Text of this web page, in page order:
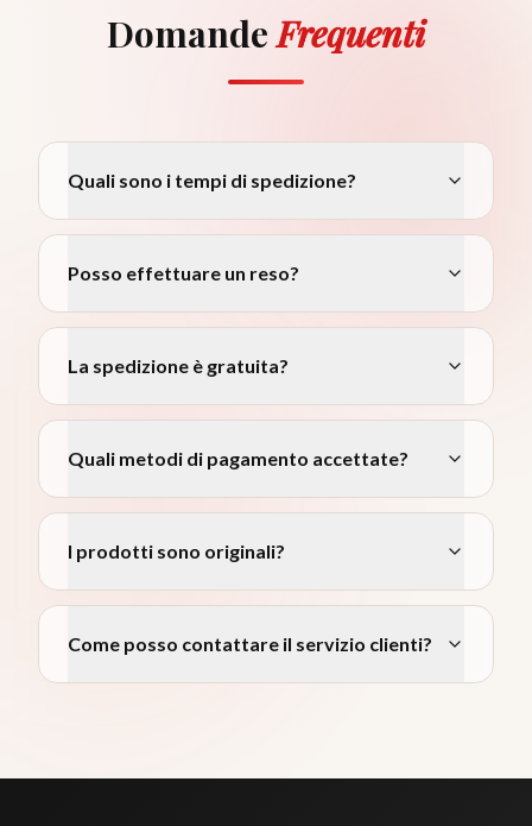
DomandeFrequenti
Quali sono i tempi di spedizione?
Posso effettuare un reso?
La spedizione è gratuita?
Quali metodi di pagamento accettate?
I prodotti sono originali?
Come posso contattare il servizio clienti?